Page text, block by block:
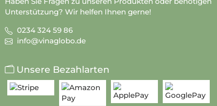
Unterstützung? Wir helfen Ihnen gerne!
0234 324 59 86
info@vinaglobo.de
Unsere Bezahlarten